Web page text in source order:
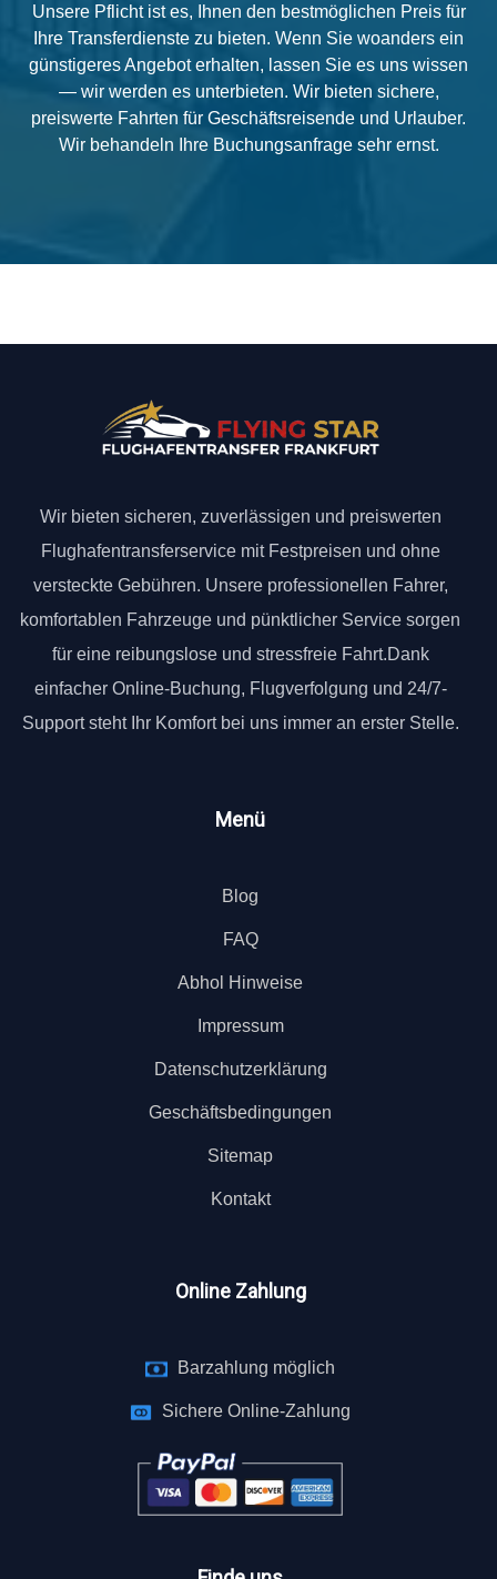
Unsere Pflicht ist es, Ihnen den bestmöglichen Preis für
Ihre Transferdienste zu bieten. Wenn Sie woanders ein
günstigeres Angebot erhalten, lassen Sie es uns wissen
— wir werden es unterbieten. Wir bieten sichere,
preiswerte Fahrten für Geschäftsreisende und Urlauber.
Wir behandeln Ihre Buchungsanfrage sehr ernst.
Wir bieten sicheren, zuverlässigen und preiswerten
Flughafentransferservice mit Festpreisen und ohne
versteckte Gebühren. Unsere professionellen Fahrer,
komfortablen Fahrzeuge und pünktlicher Service sorgen
für eine reibungslose und stressfreie Fahrt.Dank
einfacher Online-Buchung, Flugverfolgung und 24/7-
Support steht Ihr Komfort bei uns immer an erster Stelle.
Menü
Blog
FAQ
Abhol Hinweise
Impressum
Datenschutzerklärung
Geschäftsbedingungen
Sitemap
Kontakt
Online Zahlung
Barzahlung möglich
Sichere Online-Zahlung